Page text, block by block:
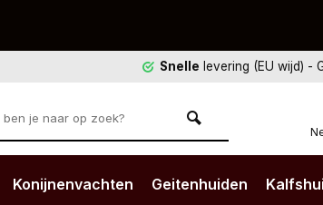
Snelle levering (EU wijd) -
Konijnenvachten Geitenhuiden